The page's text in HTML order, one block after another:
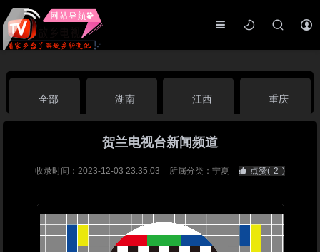
全部 湖南 江西 重庆
河南 福建
海南 宁夏 西藏 新疆
贺兰电视台新闻频道
收录时间：2023-12-03 23:35:03 所属分类：宁夏 点赞( 2 )